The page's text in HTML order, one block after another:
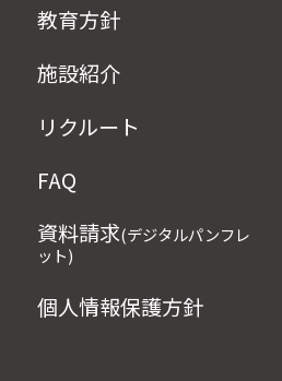
教育方針
施設紹介
リクルート
FAQ
資料請求(デジタルパンフレ
ット)
個人情報保護方針